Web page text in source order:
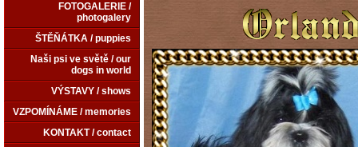
FOTOGALERIE /
photogalery
ŠTĚŇÁTKA / puppies
Naši psi ve světě / our
dogs in world
VÝSTAVY / shows
VZPOMÍNÁME / memories
KONTAKT / contact